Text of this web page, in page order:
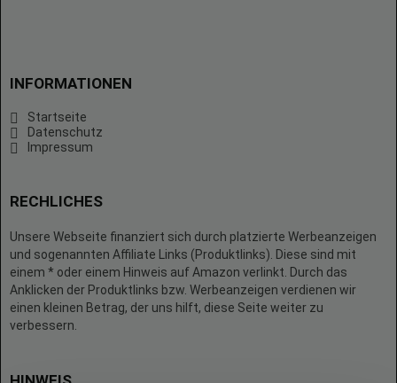
INFORMATIONEN
Startseite
Datenschutz
Impressum
RECHLICHES
Unsere Webseite finanziert sich durch platzierte Werbeanzeigen
und sogenannten Affiliate Links (Produktlinks). Diese sind mit
einem * oder einem Hinweis auf Amazon verlinkt. Durch das
Anklicken der Produktlinks bzw. Werbeanzeigen verdienen wir
einen kleinen Betrag, der uns hilft, diese Seite weiter zu
verbessern.